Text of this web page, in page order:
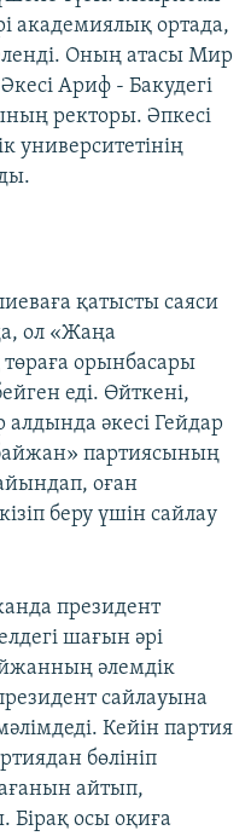
академиялық ортада,
Оның атасы Мир
Ариф - Бакудегі
ректоры. Әпкесі
университетінің
қатысты саяси
ол «Жаңа
орынбасары
еді. Өйткені,
әкесі Гейдар
партиясының
оған
беру үшін сайлау
президент
шағын әрі
әлемдік
сайлауына
Кейін партия
бөлініп
айтып,
Бірақ осы оқиға